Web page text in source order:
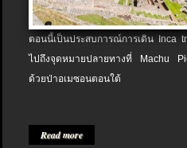
ตอนนี้เป็นประสบการณ์การเดิน Inca
ไปถึงจุดหมายปลายทางที่ Machu
ด้วยป่าอเมซอนตอนใต้
Read more